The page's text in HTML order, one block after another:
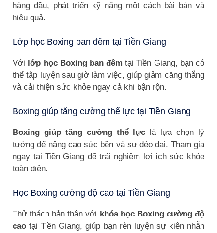
hàng đầu, phát triển kỹ năng một cách bài bản và
hiệu quả.
Lớp học Boxing ban đêm tại Tiền Giang
Với lớp học Boxing ban đêm tại Tiền Giang, bạn có
thể tập luyện sau giờ làm việc, giúp giảm căng thẳng
và cải thiện sức khỏe ngay cả khi bận rộn.
Boxing giúp tăng cường thể lực tại Tiền Giang
Boxing giúp tăng cường thể lực là lựa chọn lý
tưởng để nâng cao sức bền và sự dẻo dai. Tham gia
ngay tại Tiền Giang để trải nghiệm lợi ích sức khỏe
toàn diện.
Học Boxing cường độ cao tại Tiền Giang
Thử thách bản thân với khóa học Boxing cường độ
cao tại Tiền Giang, giúp bạn rèn luyện sự kiên nhẫn